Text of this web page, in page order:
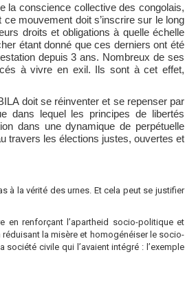
la conscience collective des congolais,
ce mouvement doit s’inscrire sur le long
droits et obligations à quelle échelle
étant donné que ces derniers ont été
depuis 3 ans. Nombreux de ses
à vivre en exil. Ils sont à cet effet,
doit se réinventer et se repenser par
dans lequel les principes de libertés
dans une dynamique de perpétuelle
travers les élections justes, ouvertes et
à la vérité des urnes. Et cela peut se justifier
en renforçant l’apartheid socio-politique et
la misère et homogénéiser le socio-
civile qui l’avaient intégré : l’exemple